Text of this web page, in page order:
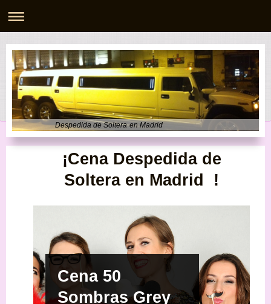
Despedida de Soltera en Madrid
¡Cena Despedida de
Soltera en Madrid
!
Cena 50
Sombras Grey